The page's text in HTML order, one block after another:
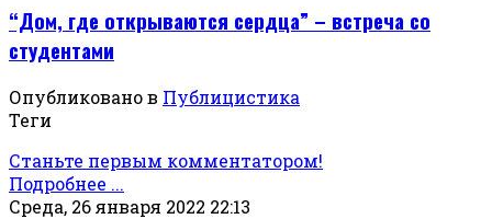
“Дом, где открываются сердца” – встреча со
студентами
Опубликовано в Публицистика
Теги
Станьте первым комментатором!
Подробнее ...
Среда, 26 января 2022 22:13